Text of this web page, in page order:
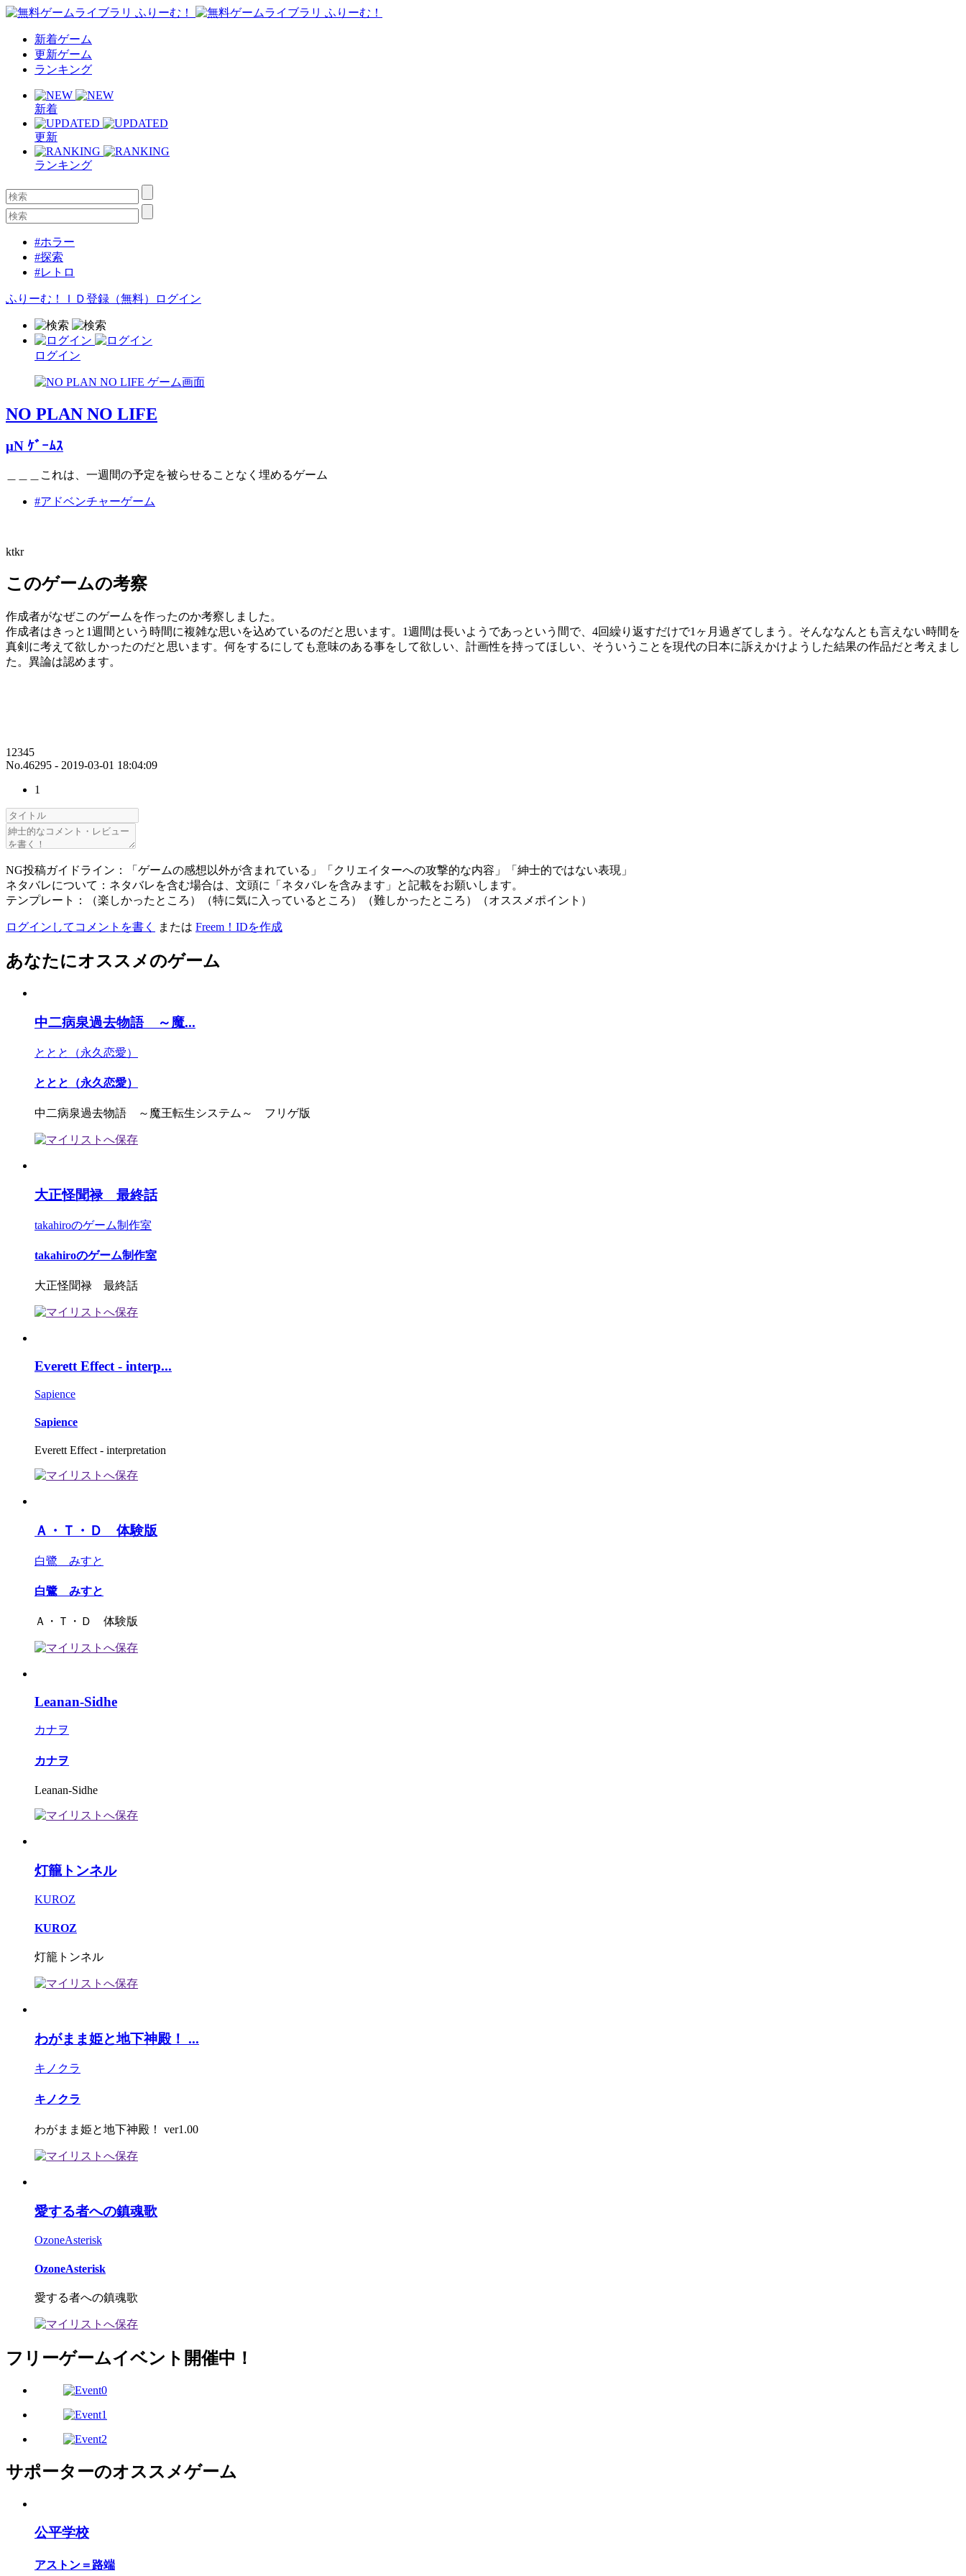
新着ゲーム
更新ゲーム
ランキング
新着
更新
ランキング
#ホラー
#探索
#レトロ
ふりーむ！ＩＤ登録（無料） ログイン
ログイン
NO PLAN NO LIFE
μN ｹﾞｰﾑｽ
＿＿＿これは、一週間の予定を被らせることなく埋めるゲーム
#アドベンチャーゲーム
ktkr
このゲームの考察
作成者がなぜこのゲームを作ったのか考察しました。
作成者はきっと1週間という時間に複雑な思いを込めているのだと思います。1週間は長いようであっという間で、4回繰り返すだけで1ヶ月過ぎてしまう。そんななんとも言えない時間を
真剣に考えて欲しかったのだと思います。何をするにしても意味のある事をして欲しい、計画性を持ってほしい、そういうことを現代の日本に訴えかけようした結果の作品だと考えまし
た。異論は認めます。
12345
No.46295 - 2019-03-01 18:04:09
1
NG投稿ガイドライン：「ゲームの感想以外が含まれている」「クリエイターへの攻撃的な内容」「紳士的ではない表現」
ネタバレについて：ネタバレを含む場合は、文頭に「ネタバレを含みます」と記載をお願いします。
テンプレート：（楽しかったところ）（特に気に入っているところ）（難しかったところ）（オススメポイント）
ログインしてコメントを書く または Freem！IDを作成
あなたにオススメのゲーム
中二病泉過去物語 ～魔...
ととと（永久恋愛）
ととと（永久恋愛）
中二病泉過去物語 ～魔王転生システム～ フリゲ版
大正怪聞禄 最終話
takahiroのゲーム制作室
takahiroのゲーム制作室
大正怪聞禄 最終話
Everett Effect - interp...
Sapience
Sapience
Everett Effect - interpretation
Ａ・Ｔ・Ｄ 体験版
白鷺 みすと
白鷺 みすと
Ａ・Ｔ・Ｄ 体験版
Leanan-Sidhe
カナヲ
カナヲ
Leanan-Sidhe
灯籠トンネル
KUROZ
KUROZ
灯籠トンネル
わがまま姫と地下神殿！ ...
キノクラ
キノクラ
わがまま姫と地下神殿！ ver1.00
愛する者への鎮魂歌
OzoneAsterisk
OzoneAsterisk
愛する者への鎮魂歌
フリーゲームイベント開催中！
サポーターのオススメゲーム
公平学校
アストン＝路端